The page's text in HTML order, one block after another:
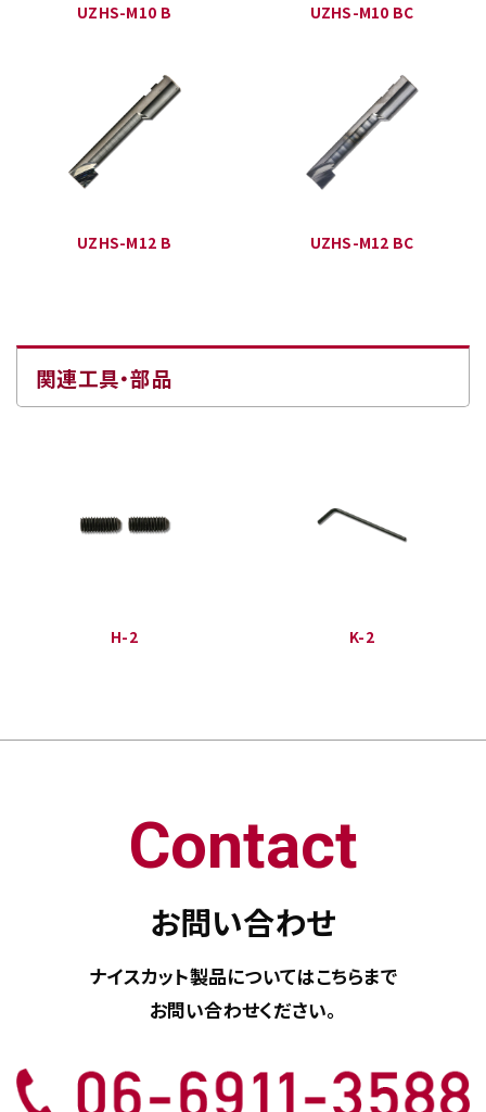
UZHS-M10 B UZHS-M10 BC
UZHS-M12 B UZHS-M12 BC
関連工具・部品
H-2 K-2
Contact
お問い合わせ
ナイスカット製品についてはこちらまで
お問い合わせください。